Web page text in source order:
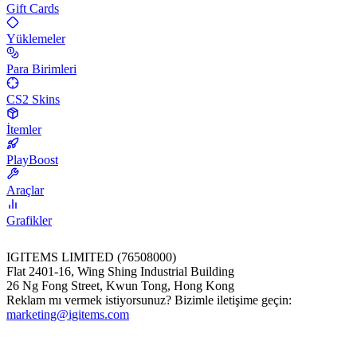
Gift Cards
Yüklemeler
Para Birimleri
CS2 Skins
İtemler
PlayBoost
Araçlar
Grafikler
IGITEMS LIMITED (76508000)
Flat 2401-16, Wing Shing Industrial Building
26 Ng Fong Street, Kwun Tong, Hong Kong
Reklam mı vermek istiyorsunuz? Bizimle iletişime geçin:
marketing@igitems.com